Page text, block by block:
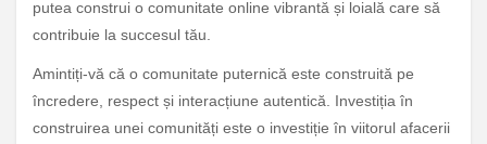
putea construi o comunitate online vibrantă și loială care să
contribuie la succesul tău.
Amintiți-vă că o comunitate puternică este construită pe
încredere, respect și interacțiune autentică. Investiția în
construirea unei comunități este o investiție în viitorul afacerii